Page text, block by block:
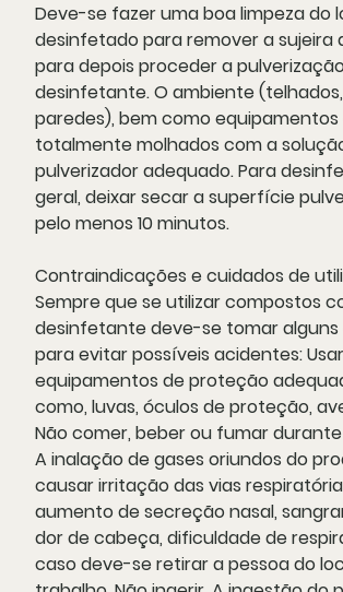
Deve-se fazer uma boa limpeza do
desinfetado para remover a sujeira
para depois proceder a
desinfetante. O ambiente (telhados,
paredes), bem como
totalmente molhados com a
pulverizador adequado. Para
geral, deixar secar a superfície
pelo menos 10 minutos.
Contraindicações e cuidados de
Sempre que se utilizar compostos
desinfetante deve-se tomar alguns
para evitar possíveis acidentes: Usar
equipamentos de proteção
como, luvas, óculos de proteção,
Não comer, beber ou fumar
A inalação de gases oriundos do
causar irritação das vias
aumento de secreção nasal,
dor de cabeça, dificuldade de
caso deve-se retirar a pessoa do